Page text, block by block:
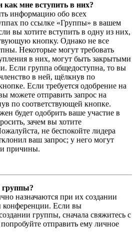
как мне вступить в них?
информацию обо всех
по ссылке «Группы» в вашем
вы хотите вступить в одну из них,
кнопку. Однако не все
Некоторые могут требовать
в них, могут быть закрытыми
Если группа общедоступна, то вы
в ней, щёлкнув по
Если требуется одобрение на
можете отправить запрос на
по соответствующей кнопке.
будет одобрить ваше участие в
зачем вы хотите
не беспокойте лидера
ваш запрос; у него могут
причины.
группы?
назначаются при их создании
конференции. Если вы
группы, сначала свяжитесь с
отправить ему личное